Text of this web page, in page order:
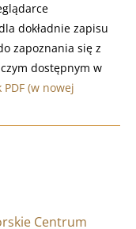
dokładnie zapisu
zapoznania się z
dostępnym w
(w nowej
Centrum